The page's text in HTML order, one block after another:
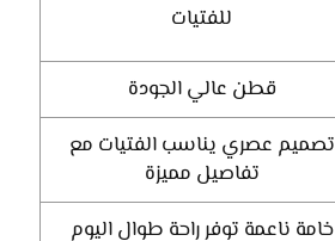
للفتيات
قطن عالي الجودة
تصميم عصري يناسب الفتيات مع
تفاصيل مميزة
خامة ناعمة توفر راحة طوال اليوم